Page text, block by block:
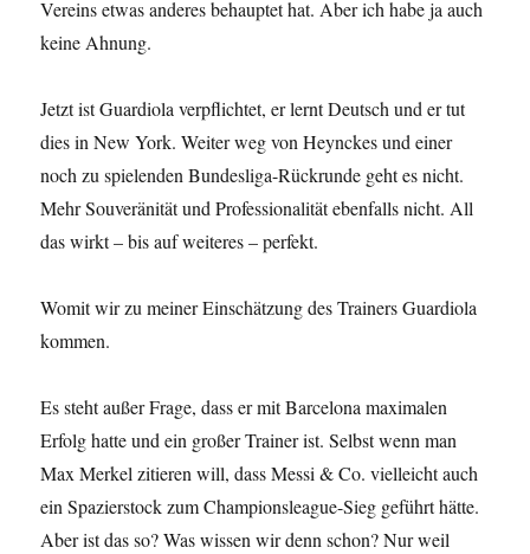
Vereins etwas anderes behauptet hat. Aber ich habe ja auch
keine Ahnung.
Jetzt ist Guardiola verpflichtet, er lernt Deutsch und er tut
dies in New York. Weiter weg von Heynckes und einer
noch zu spielenden Bundesliga-Rückrunde geht es nicht.
Mehr Souveränität und Professionalität ebenfalls nicht. All
das wirkt – bis auf weiteres – perfekt.
Womit wir zu meiner Einschätzung des Trainers Guardiola
kommen.
Es steht außer Frage, dass er mit Barcelona maximalen
Erfolg hatte und ein großer Trainer ist. Selbst wenn man
Max Merkel zitieren will, dass Messi & Co. vielleicht auch
ein Spazierstock zum Championsleague-Sieg geführt hätte.
Aber ist das so? Was wissen wir denn schon? Nur weil